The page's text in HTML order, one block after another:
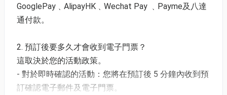
透過前場步法與網前技術訓練，讓學員在享受羽毛
球樂趣的同時提升控拍與網前能力。
早鳥69折 至7月1日 - $1,520 | 原價$2,200
原價95折 至7月8日 - $2,090 | 原價$2,200
E2. 前場步法與網前技術（6-10歲）7月20-24日
GooglePay﹑AlipayHK﹑Wechat Pay ﹑Payme及八達
通付款。
2. 預訂後要多久才會收到電子門票？
這取決於您的活動政策。
- 對於即時確認的活動：您將在預訂後 5 分鐘內收到預
訂確認電子郵件及電子門票。